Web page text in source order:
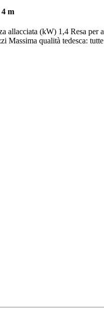
m
(kW) 1,4 Resa per
qualità tedesca: